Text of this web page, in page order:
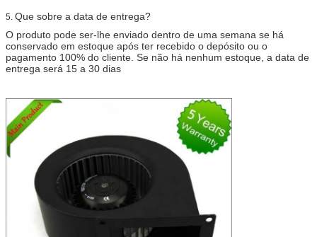
5. Que sobre a data de entrega?
O produto pode ser-lhe enviado dentro de uma semana se há
conservado em estoque após ter recebido o depósito ou o
pagamento 100% do cliente. Se não há nenhum estoque, a data de
entrega será 15 a 30 dias